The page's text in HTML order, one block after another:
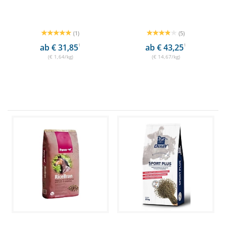
(1)
ab € 31,851
(€ 1,64/kg)
(5)
ab € 43,251
(€ 14,67/kg)